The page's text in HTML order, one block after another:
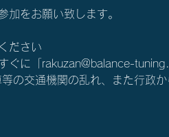
加をお願い致します。
ださい
ぐに「rakuzan@balance-
の交通機関の乱れ、また行政